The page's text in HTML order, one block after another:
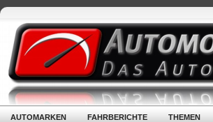
AUTOMARKEN FAHRBERICHTE THEMEN